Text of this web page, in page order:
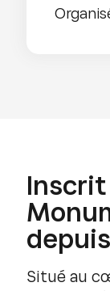
Inscrit
Situé au